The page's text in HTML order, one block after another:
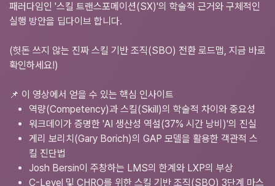
패러다임인 '스킬 트랜스포메이션(SX)'의 학술적 근거와 구체적인
실행 방안을 딥다이브 합니다.
(헛돈 쓰지 않는 진짜 스킬 기반 조직(SBO) 전환 로드맵, 지금 바로
확인하세요!)
📌 이 영상에서 얻을 수 있는 핵심 인사이트
역량(Competency)과 스킬(Skill)의 학술적 차이와 중요성
워크데이가 증명한 'AI 생산성 역설(37% 시간 낭비)'의 진실
게리 보리치(Gary Borich)의 GAP 모델을 활용한 객관적 스
킬 진단법
Josh Bersin이 주창하는 LMS의 한계와 LXP의 부상
C-Level 및 CHRO를 위한 스킬 기반 조직(SBO) 3단계 마스